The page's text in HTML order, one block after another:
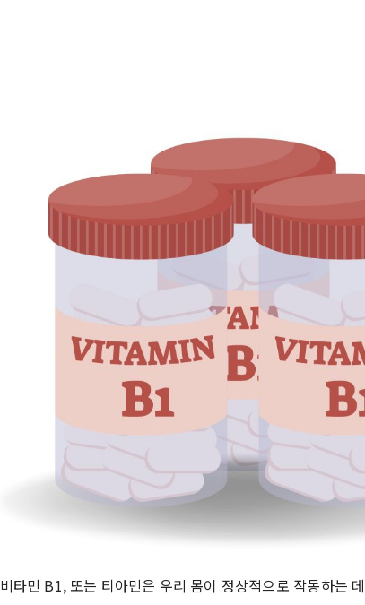
비타민 B1, 또는 티아민은 우리 몸이 정상적으로 작동하는